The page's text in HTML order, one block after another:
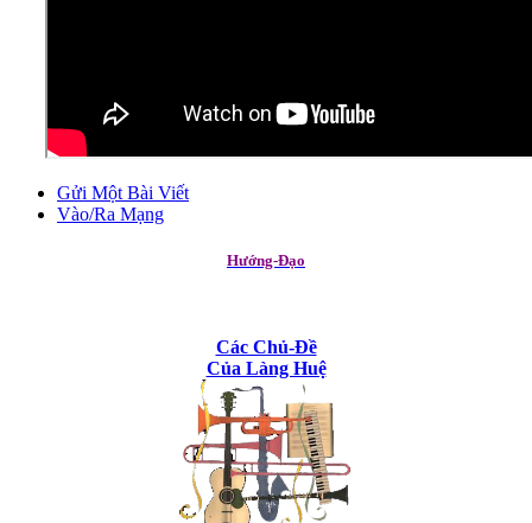
Gửi Một Bài Viết
Vào/Ra Mạng
Hướng-Đạo
Các Chủ-Đề
Của Làng Huệ